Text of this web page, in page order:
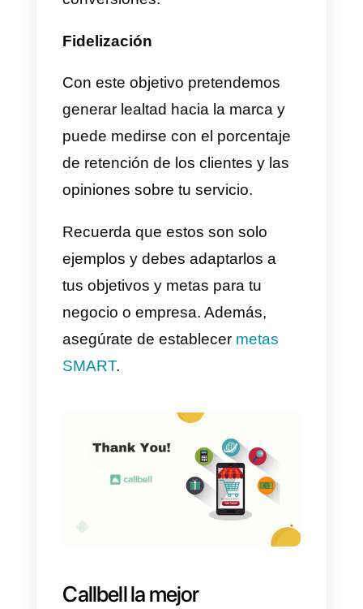
completa y así conocer a tu
público objetivo. Entender
como la edad que tienen, como
viven su día a día, cuál es su
crear mejores campañas de
publicidad adaptadas a tus
clientes.
Una vez que hayas recopilado
canales de
en Callbell según las
preferencias de tus clientes.
metas omnicanal